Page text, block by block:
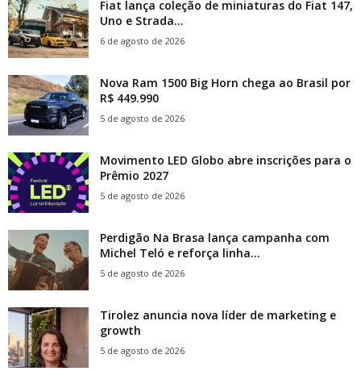
Fiat lança coleção de miniaturas do Fiat 147,
Uno e Strada...
6 de agosto de 2026
Nova Ram 1500 Big Horn chega ao Brasil por
R$ 449.990
5 de agosto de 2026
Movimento LED Globo abre inscrições para o
Prêmio 2027
5 de agosto de 2026
Perdigão Na Brasa lança campanha com
Michel Teló e reforça linha...
5 de agosto de 2026
Tirolez anuncia nova líder de marketing e
growth
5 de agosto de 2026